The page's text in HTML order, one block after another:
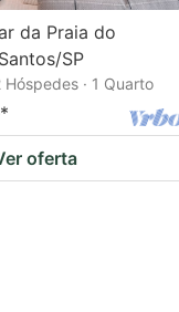
da Praia do
SP
· 1 Quarto
*
oferta